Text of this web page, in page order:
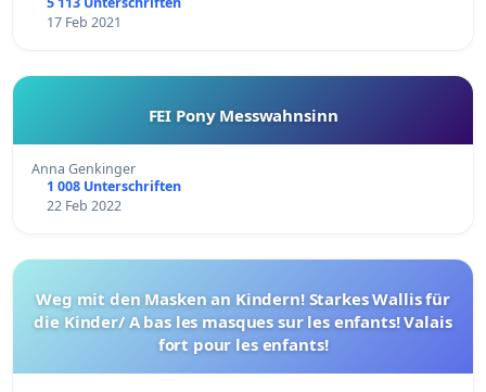
17 Feb 2021
FEI Pony Messwahnsinn
Anna Genkinger
1 008 Unterschriften
22 Feb 2022
Weg mit den Masken an Kindern! Starkes Wallis für
die Kinder/ A bas les masques sur les enfants! Valais
fort pour les enfants!